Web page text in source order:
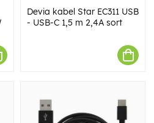
Devia kabel Star EC311 USB
- USB-C 1,5 m 2,4A sort